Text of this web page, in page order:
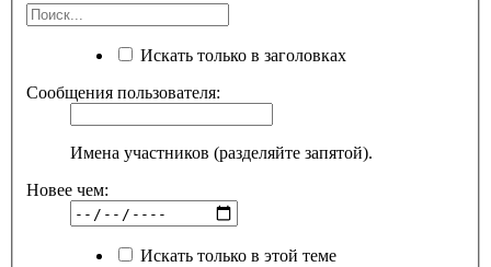
Искать только в заголовках
Сообщения пользователя:
Имена участников (разделяйте запятой).
Новее чем:
Искать только в этой теме